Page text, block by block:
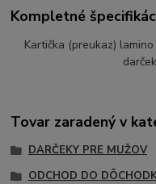
Kompletné
Kartička (preukaz)
Tovar zaradený v
DARČEKY PRE MUŽOV
ODCHOD DO